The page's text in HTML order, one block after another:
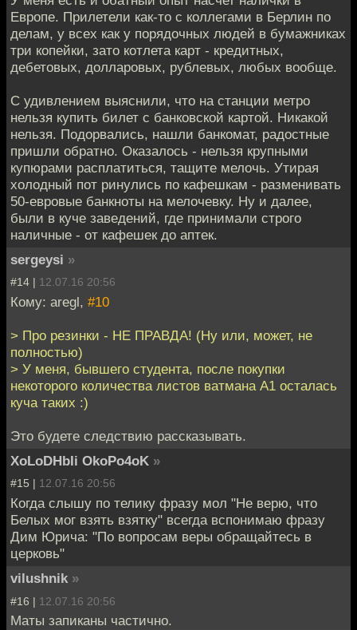
Европе. Прилетели как-то с коллегами в Берлин по
делам, у всех как у порядочных людей в бумажниках
три копейки, зато котлета карт - кредитных,
дебетовых, долларовых, рублевых, любых вообще.
С удивлением выяснили, что на станции метро
нельзя купить билет с банковской картой. Никакой
нельзя. Подорвались, нашли банкомат, радостные
пришли обратно. Оказалось - нельзя крупными
купюрами расплатиться, тащите мелочь. Утирая
холодный пот ринулись по кафешкам - разменивать
50-евровые банкноты на мелочевку. Ну и далее,
были в куче заведений, где принимали строго
наличные - от кафешек до аптек.
sergeysi »
#14 | 12.07.16 20:56
Кому: aregl, #10
> Про резинки - НЕ ПРАВДА! (Ну или, может, не
полностью)
> У меня, бывшего студента, после покупки
некоторого количества листов ватмана А1 осталась
куча таких :)
Это будете следствию рассказывать.
XoLoDHbIi OkoPo4oK »
#15 | 12.07.16 20:56
Когда слышу по телику фразу мол "Не верю, что
Белых мог взять взятку" всегда вспонимаю фразу
Дим Юрича: "По вопросам веры обращайтесь в
церковь"
vilushnik »
#16 | 12.07.16 20:56
Маты запиканы частично.